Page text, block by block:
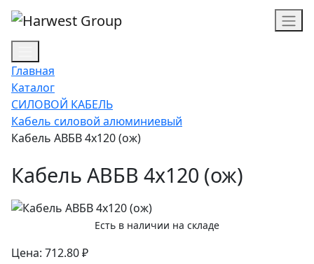
Главная
Каталог
СИЛОВОЙ КАБЕЛЬ
Кабель силовой алюминиевый
Кабель АВБВ 4х120 (ож)
Кабель АВБВ 4х120 (ож)
Есть в наличии на складе
Цена: 712.80 ₽